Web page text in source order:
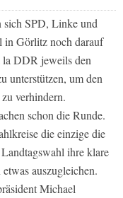
sich SPD, Linke und
in Görlitz noch darauf
la DDR jeweils den
unterstützen, um den
verhindern.
schon die Runde.
die einzige die
ihre klare
auszugleichen.
Michael